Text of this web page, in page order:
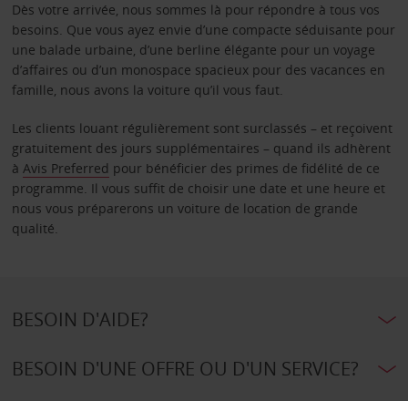
Dès votre arrivée, nous sommes là pour répondre à tous vos
besoins. Que vous ayez envie d’une compacte séduisante pour
une balade urbaine, d’une berline élégante pour un voyage
d’affaires ou d’un monospace spacieux pour des vacances en
famille, nous avons la voiture qu’il vous faut.
Les clients louant régulièrement sont surclassés – et reçoivent
gratuitement des jours supplémentaires – quand ils adhèrent
à Avis Preferred pour bénéficier des primes de fidélité de ce
programme. Il vous suffit de choisir une date et une heure et
nous vous préparerons un voiture de location de grande
qualité.
BESOIN D'AIDE?
BESOIN D'UNE OFFRE OU D'UN SERVICE?